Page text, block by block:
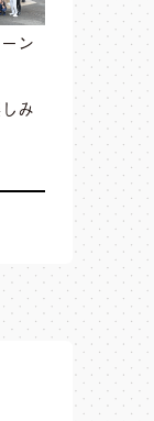
ン
み